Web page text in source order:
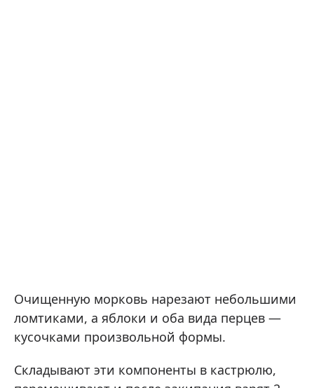
Очищенную морковь нарезают небольшими
ломтиками, а яблоки и оба вида перцев —
кусочками произвольной формы.
Складывают эти компоненты в кастрюлю,